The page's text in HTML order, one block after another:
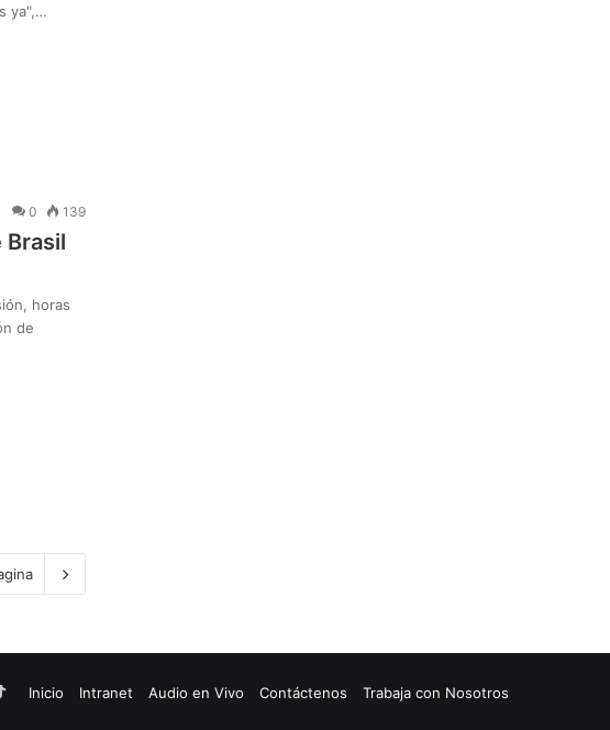
ya",…
0 139
horas
de
Inicio Intranet Audio en Vivo Contáctenos Trabaja con Nosotros
TikTok